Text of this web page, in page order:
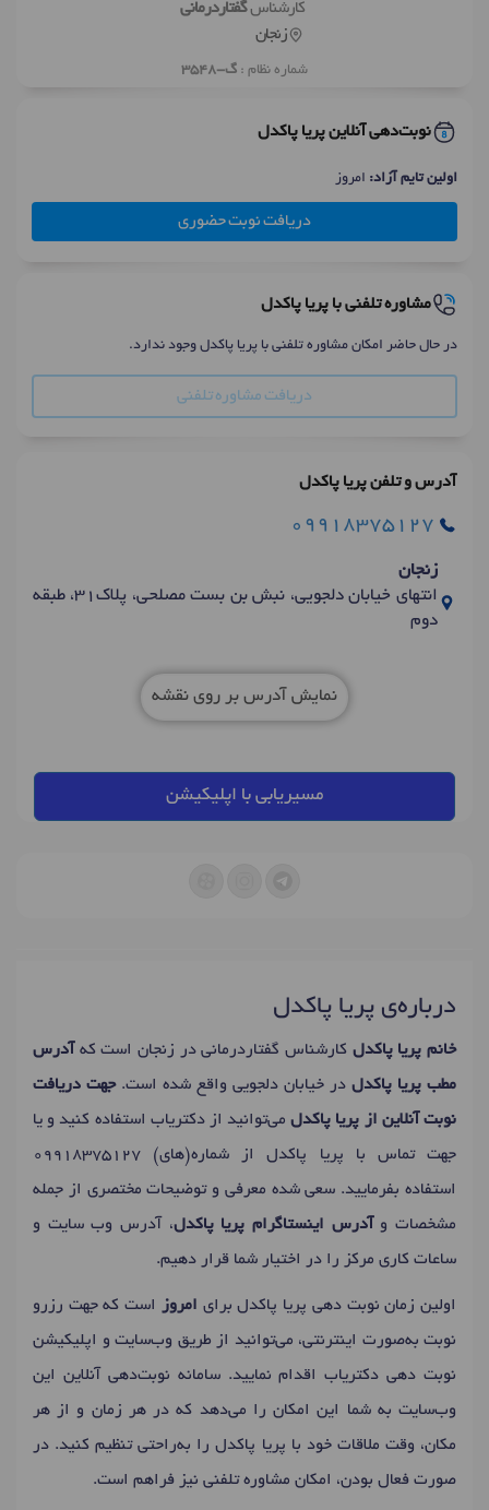
کارشناسگفتاردرمانی
زنجان
شماره نظام : گ-3548
نوبت‌دهی آنلاین پریا پاکدل
اولین تایم آزاد: امروز
دریافت نوبت حضوری
مشاوره تلفنی با پریا پاکدل
در حال حاضر امکان مشاوره تلفنی با پریا پاکدل وجود ندارد.
دریافت مشاوره تلفنی
آدرس و تلفن پریا پاکدل
09918375127
زنجان
انتهای خیابان دلجویی، نبش بن بست مصلحی، پلاک31، طبقه
دوم
نمایش آدرس بر روی نقشه
مسیریابی با اپلیکیشن
درباره‌ی پریا پاکدل
خانم پریا پاکدل کارشناس گفتاردرمانی در زنجان است که آدرس
مطب پریا پاکدل در خیابان دلجویی واقع شده است.جهت دریافت
نوبت آنلاین از پریا پاکدلمی‌توانید از دکتریاب استفاده کنید و یا
جهت تماس با پریا پاکدل از شماره(های) 09918375127
استفاده بفرمایید. سعی شده معرفی و توضیحات مختصری از جمله
مشخصات و آدرس اینستاگرام پریا پاکدل، آدرس وب سایت و
ساعات کاری مرکز را در اختیار شما قرار دهیم.
اولین زمان نوبت دهی پریا پاکدل برای امروز است که جهت رزرو
نوبت به‌صورت اینترنتی، می‌توانید از طریق وب‌سایت و اپلیکیشن
نوبت دهی دکتریاب اقدام نمایید. سامانه نوبت‌دهی آنلاین این
وب‌سایت به شما این امکان را می‌دهد که در هر زمان و از هر
مکان، وقت ملاقات خود با پریا پاکدل را به‌راحتی تنظیم کنید. در
صورت فعال بودن، امکان مشاوره تلفنی نیز فراهم است.